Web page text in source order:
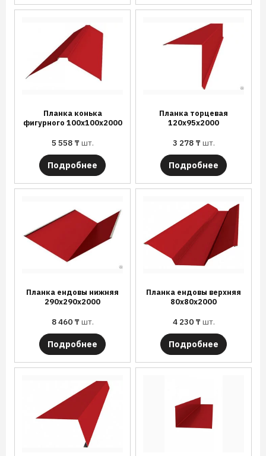
Планка конька
фигурного 100х100х2000
5 558 ₸шт.
Подробнее
Планка торцевая
120х95х2000
3 278 ₸шт.
Подробнее
Планка ендовы нижняя
290х290х2000
8 460 ₸шт.
Подробнее
Планка ендовы верхняя
80х80х2000
4 230 ₸шт.
Подробнее